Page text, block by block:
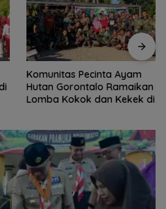
Komunitas Pecinta Ayam
Hutan Gorontalo Ramaikan
Lomba Kokok dan Kekek di